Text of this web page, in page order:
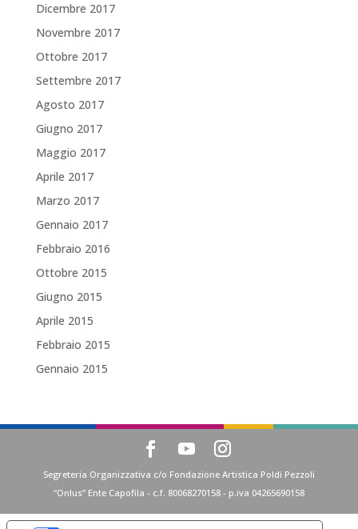
Dicembre 2017
Novembre 2017
Ottobre 2017
Settembre 2017
Agosto 2017
Giugno 2017
Maggio 2017
Aprile 2017
Marzo 2017
Gennaio 2017
Febbraio 2016
Ottobre 2015
Giugno 2015
Aprile 2015
Febbraio 2015
Gennaio 2015
Segreteria Organizzativa c/o Fondazione Artistica Poldi Pezzoli
“Onlus” Ente Capofila - c.f. 80068270158 - p.iva 04265690158